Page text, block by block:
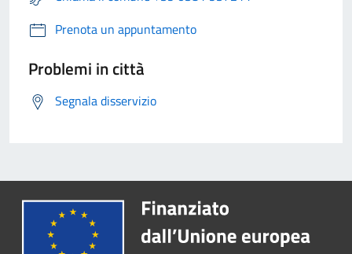
Prenota un appuntamento
Problemi in città
Segnala disservizio